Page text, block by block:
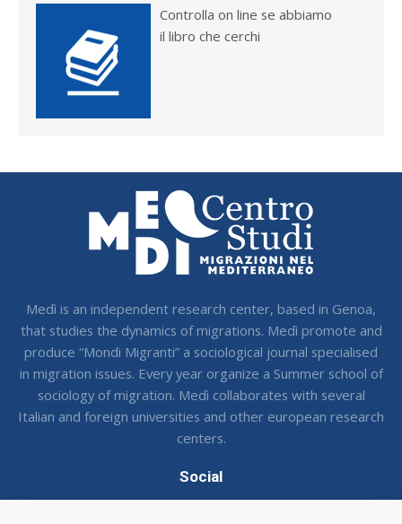
Controlla on line se abbiamo
il libro che cerchi
Medì is an independent research center, based in Genoa,
that studies the dynamics of migrations. Medì promote and
produce “Mondi Migranti” a sociological journal specialised
in migration issues. Every year organize a Summer school of
sociology of migration. Medì collaborates with several
Italian and foreign universities and other european research
centers.
Social